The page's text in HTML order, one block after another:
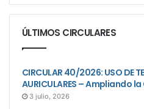
ÚLTIMOS CIRCULARES
CIRCULAR 40/2026: USO DE
AURICULARES – Ampliando
3 julio, 2026